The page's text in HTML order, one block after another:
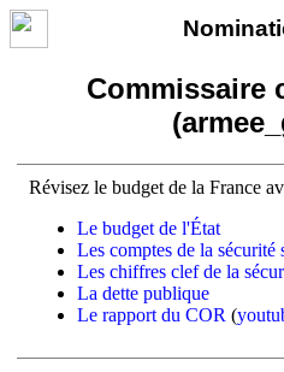
Commissaire
Révisez le budget de la France
Le budget de l'État
Les comptes de la sécurité
Les chiffres clef de la
La dette publique
Le rapport du COR (